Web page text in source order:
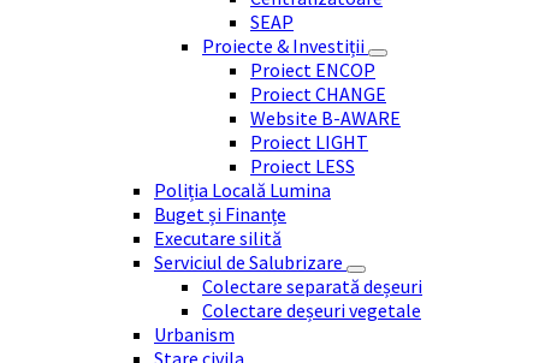
SEAP
Proiecte & Investiții
Proiect ENCOP
Proiect CHANGE
Website B-AWARE
Proiect LIGHT
Proiect LESS
Poliția Locală Lumina
Buget și Finanțe
Executare silită
Serviciul de Salubrizare
Colectare separată deșeuri
Colectare deșeuri vegetale
Urbanism
Stare civila